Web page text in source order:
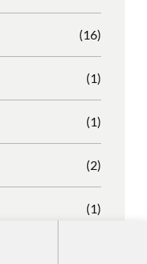
(16)
(1)
(1)
(2)
(1)